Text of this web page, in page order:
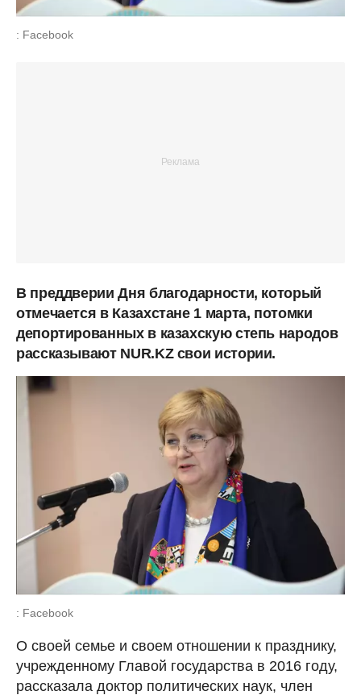
: Facebook
В преддверии Дня благодарности, который
отмечается в Казахстане 1 марта, потомки
депортированных в казахскую степь народов
рассказывают NUR.KZ свои истории.
: Facebook
О своей семье и своем отношении к празднику,
учрежденному Главой государства в 2016 году,
рассказала доктор политических наук, член